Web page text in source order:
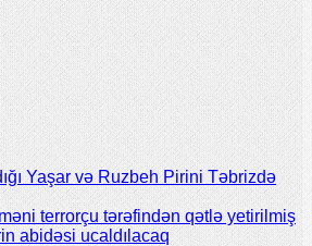
Yaşar və Ruzbeh Pirini Təbrizdə
terrorçu tərəfindən qətlə yetirilmiş
abidəsi ucaldılacaq